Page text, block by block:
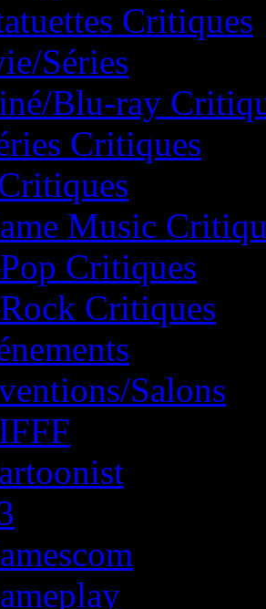
Critiques
Séries
Blu-ray
Critiques
Music
Critiques
Critiques
Salons